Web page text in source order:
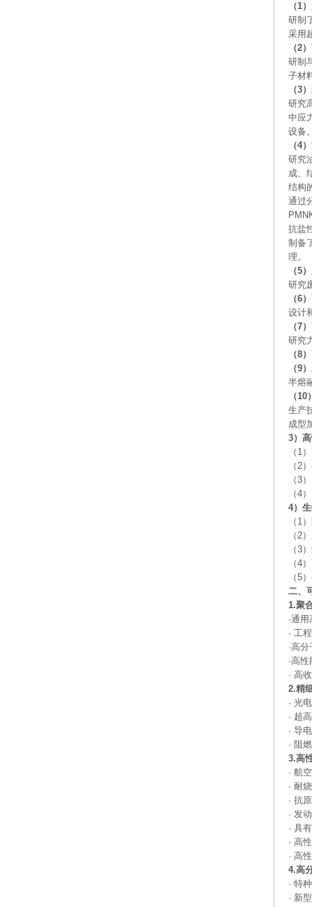
（1
研制
采用
（2
研制
子材
（3
研究
中应
设备
（4
研究
成、
结构
通过
抗盐
制备
理。
（5
研究
（6
设计
（7
研究
（8
（9
半熔
（
生产
成型
3）
（1
（2
（3
（4
4）
（1
（2
（3
（4
（5
二、
1.聚
·通
· 工
·高分
·高性
· 高
2.精
· 光
· 超
· 导
· 阻
3.高
· 航
· 耐
· 抗
· 发
· 具
· 高
· 高
4.高
· 特
· 新